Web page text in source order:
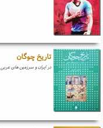
تاریخ چوگان
در ایران و سرزمین های عربی